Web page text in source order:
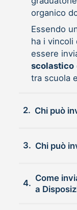
organico
Essendo
ha i vincoli
essere
scolastico
tra scuola
2.
3. Chi può
4.
Come
a